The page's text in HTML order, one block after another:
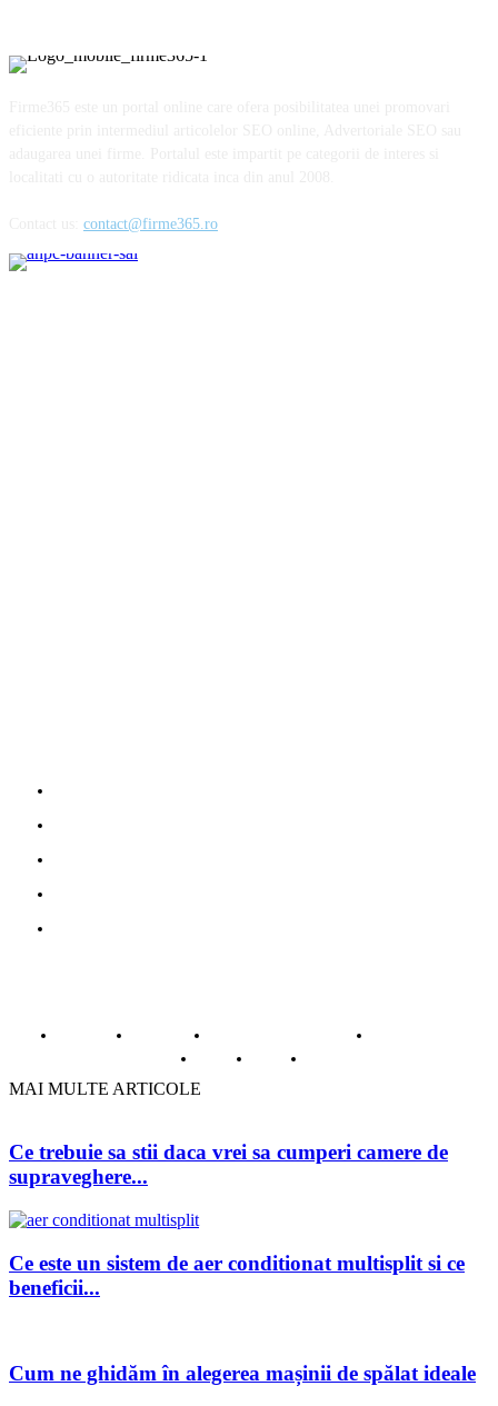
contact@firme365.ro
MAI MULTE ARTICOLE
Ce trebuie sa stii daca vrei sa cumperi camere de
supraveghere...
Ce este un sistem de aer conditionat multisplit si ce
beneficii...
Cum ne ghidăm în alegerea mașinii de spălat ideale